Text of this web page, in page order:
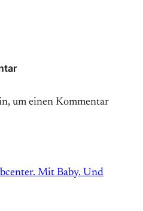
um einen Kommentar
Mit Baby. Und